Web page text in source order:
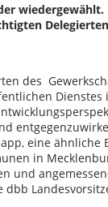
des
eine ähnliche
in
und
dbb